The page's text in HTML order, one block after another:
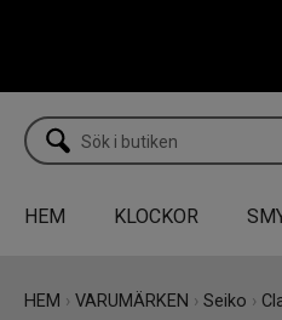
HEM KLOCKOR
HEM › VARUMÄRKEN › Seiko ›